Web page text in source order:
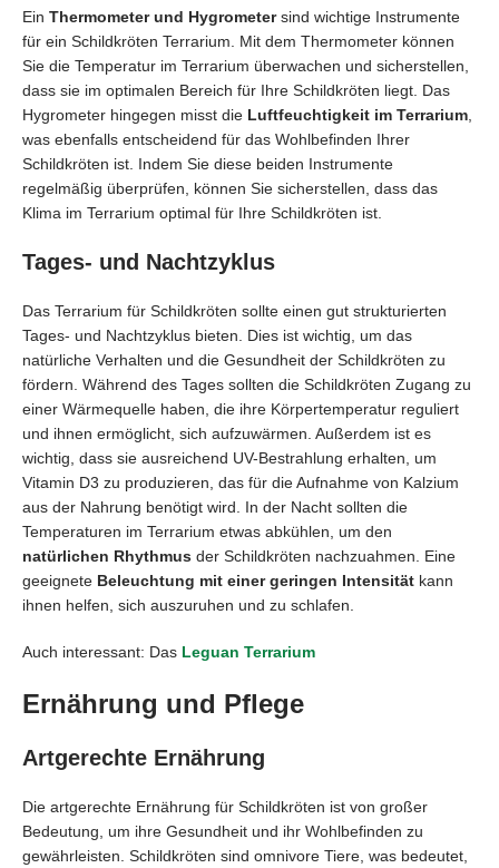
Ein Thermometer und Hygrometersind wichtige Instrumente
für ein Schildkröten Terrarium. Mit dem Thermometer können
Sie die Temperatur im Terrarium überwachen und sicherstellen,
dass sie im optimalen Bereich für Ihre Schildkröten liegt. Das
Hygrometer hingegen misst die Luftfeuchtigkeit im Terrarium
was ebenfalls entscheidend für das Wohlbefinden Ihrer
Schildkröten ist. Indem Sie diese beiden Instrumente
regelmäßig überprüfen, können Sie sicherstellen, dass das
Klima im Terrarium optimal für Ihre Schildkröten ist.
Tages- und Nachtzyklus
Das Terrarium für Schildkröten sollte einen gut strukturierten
Tages- und Nachtzyklus bieten. Dies ist wichtig, um das
natürliche Verhalten und die Gesundheit der Schildkröten zu
fördern. Während des Tages sollten die Schildkröten Zugang zu
einer Wärmequelle haben, die ihre Körpertemperatur reguliert
und ihnen ermöglicht, sich aufzuwärmen. Außerdem ist es
wichtig, dass sie ausreichend UV-Bestrahlung erhalten, um
Vitamin D3 zu produzieren, das für die Aufnahme von Kalzium
aus der Nahrung benötigt wird. In der Nacht sollten die
Temperaturen im Terrarium etwas abkühlen, um den
natürlichen Rhythmus der Schildkröten nachzuahmen. Eine
geeignete Beleuchtung mit einer geringen Intensität kann
ihnen helfen, sich auszuruhen und zu schlafen.
Auch interessant: Das Leguan Terrarium
Ernährung und Pflege
Artgerechte Ernährung
Die artgerechte Ernährung für Schildkröten ist von großer
Bedeutung, um ihre Gesundheit und ihr Wohlbefinden zu
gewährleisten. Schildkröten sind omnivore Tiere, was bedeutet,